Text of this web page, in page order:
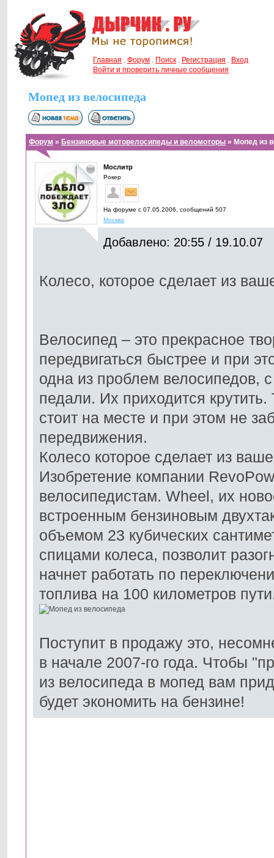
Главная . Форум . Поиск . Регистрация . Вход
Войти и проверить личные сообщения
Мопед из велосипеда
Форум » Бензиновые мотовелосипеды и веломоторы » Мопед из
Мослитр
Рокер
На форуме с 07.05.2006, cообщений 507
Москва
Добавлено: 20:55 / 19.10.07
Колесо, которое сделает из
Велосипед – это прекрасное
передвигаться быстрее и при
одна из проблем велосипедов,
педали. Их приходится
стоит на месте и при этом не
передвижения.
Колесо которое сделает из
Изобретение компании
велосипедистам. Wheel, их
встроенным бензиновым
объемом 23 кубических
спицами колеса, позволит
начнет работать по
топлива на 100 километров
Поступит в продажу это,
в начале 2007-го года. Чтобы
из велосипеда в мопед вам
будет экономить на бензине!